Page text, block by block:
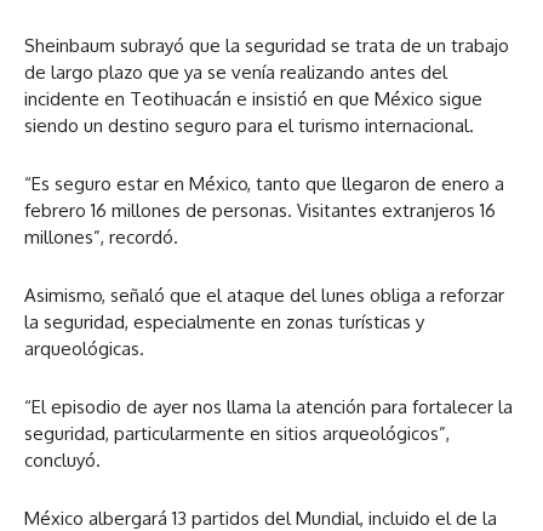
Sheinbaum subrayó que la seguridad se trata de un trabajo
de largo plazo que ya se venía realizando antes del
incidente en Teotihuacán e insistió en que México sigue
siendo un destino seguro para el turismo internacional.
“Es seguro estar en México, tanto que llegaron de enero a
febrero 16 millones de personas. Visitantes extranjeros 16
millones”, recordó.
Asimismo, señaló que el ataque del lunes obliga a reforzar
la seguridad, especialmente en zonas turísticas y
arqueológicas.
“El episodio de ayer nos llama la atención para fortalecer la
seguridad, particularmente en sitios arqueológicos”,
concluyó.
México albergará 13 partidos del Mundial, incluido el de la